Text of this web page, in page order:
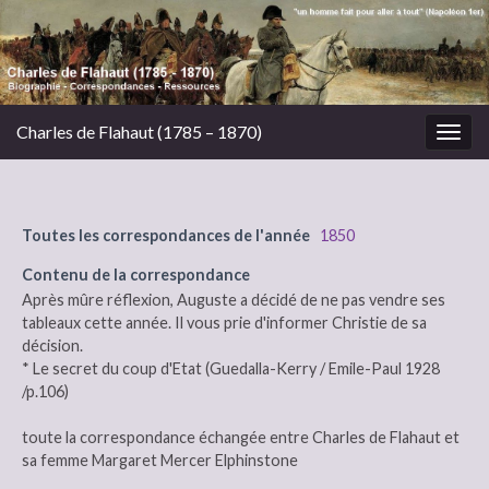
Charles de Flahaut (1785 – 1870)
Toutes les correspondances de l'année 1850
Contenu de la correspondance
Après mûre réflexion, Auguste a décidé de ne pas vendre ses
tableaux cette année. Il vous prie d'informer Christie de sa
décision.
* Le secret du coup d'Etat (Guedalla-Kerry / Emile-Paul 1928
/p.106)
toute la correspondance échangée entre Charles de Flahaut et
sa femme Margaret Mercer Elphinstone